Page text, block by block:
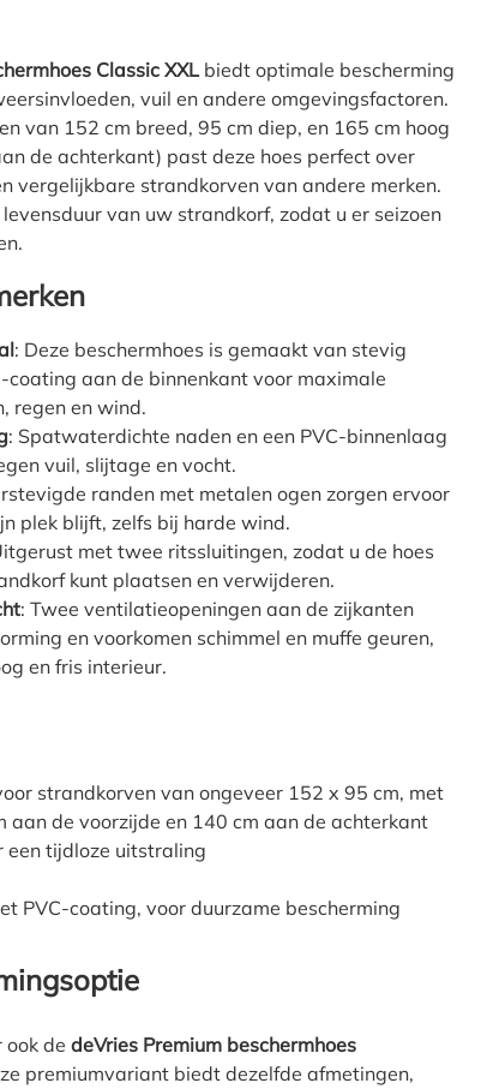
"Strandkorfhoes
Classic XXL biedt optimale bescherming
vuil en andere omgevingsfactoren.
van 152 cm breed, 95 cm diep, en 165 cm hoog
de achterkant) past deze hoes perfect over
vergelijkbare strandkorven van andere merken.
van uw strandkorf, zodat u er seizoen
: Deze beschermhoes is gemaakt van stevig
coating aan de binnenkant voor maximale
regen en wind.
: Spatwaterdichte naden en een PVC-binnenlaag
vuil, slijtage en vocht.
randen met metalen ogen zorgen ervoor
plek blijft, zelfs bij harde wind.
met twee ritssluitingen, zodat u de hoes
kunt plaatsen en verwijderen.
: Twee ventilatieopeningen aan de zijkanten
en voorkomen schimmel en muffe geuren,
en fris interieur.
strandkorven van ongeveer 152 x 95 cm, met
aan de voorzijde en 140 cm aan de achterkant
een tijdloze uitstraling
PVC-coating, voor duurzame bescherming
ook de deVries Premium beschermhoes
premiumvariant biedt dezelfde afmetingen,